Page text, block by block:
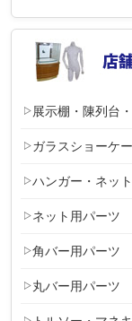
展示棚・陳列台
ガラスショーケ
ハンガー・ネッ
ネット用パーツ
角バー用パーツ
丸バー用パーツ